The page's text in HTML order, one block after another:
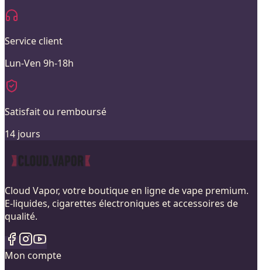
Service client
Lun-Ven 9h-18h
Satisfait ou remboursé
14 jours
Cloud Vapor, votre boutique en ligne de vape premium.
E-liquides, cigarettes électroniques et accessoires de
qualité.
Mon compte